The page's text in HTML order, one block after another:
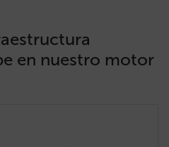
en nuestro motor